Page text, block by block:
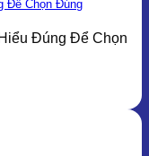
Để Chọn Đúng
Đúng Để Chọn